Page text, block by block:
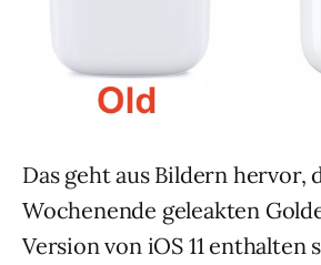
Das geht aus Bildern hervor,
Wochenende geleakten
Version von iOS 11 enthalten